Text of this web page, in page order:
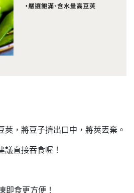
莢，將豆子擠出口中，將莢丟棄。
直接吞食喔！
即食更方便！